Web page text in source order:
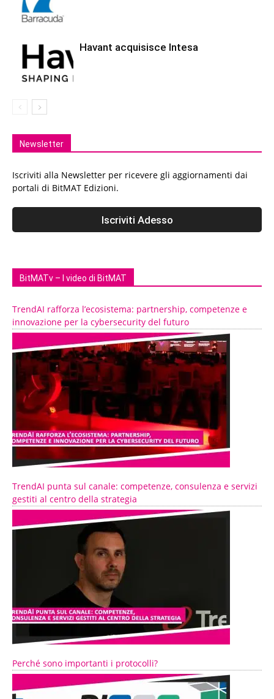
Havant acquisisce Intesa
Newsletter
Iscriviti alla Newsletter per ricevere gli aggiornamenti dai
portali di BitMAT Edizioni.
BitMATv – I video di BitMAT
TrendAI rafforza l’ecosistema: partnership, competenze e
innovazione per la cybersecurity del futuro
TrendAI punta sul canale: competenze, consulenza e servizi
gestiti al centro della strategia
Perché sono importanti i protocolli?